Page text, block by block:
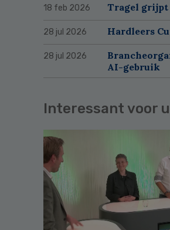
18 feb 2026 Tragel grijpt
28 jul 2026 Hardleers
28 jul 2026
AI-gebruik
Interessant voor u